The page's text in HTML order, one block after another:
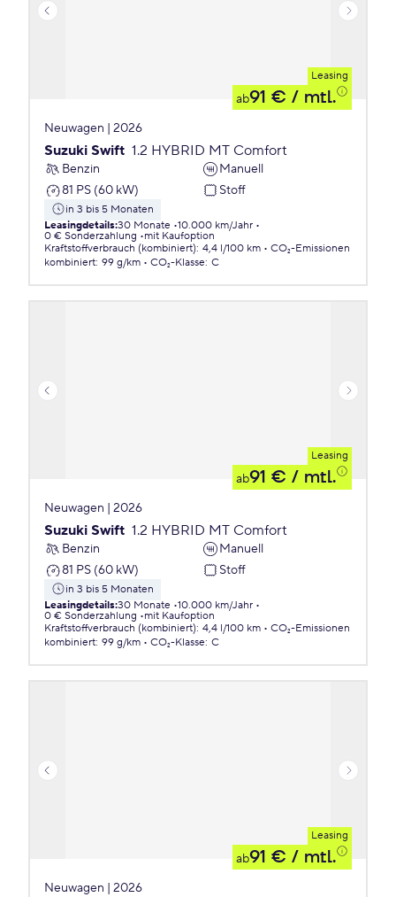
Leasing
ab91 € / mtl.
Neuwagen | 2026
Suzuki Swift 1.2 HYBRID MT Comfort
Benzin
Manuell
81 PS (60 kW)
Stoff
in 3 bis 5 Monaten
Leasingdetails:30 Monate 10.000 km/Jahr
0 € Sonderzahlung
mit Kaufoption
Kraftstoffverbrauch (kombiniert): 4,4 l/100 km
CO₂-Emissionen
kombiniert: 99 g/km CO₂-Klasse: C
Leasing
ab91 € / mtl.
Neuwagen | 2026
Suzuki Swift 1.2 HYBRID MT Comfort
Benzin
Manuell
81 PS (60 kW)
Stoff
in 3 bis 5 Monaten
Leasingdetails:30 Monate 10.000 km/Jahr
0 € Sonderzahlung
mit Kaufoption
Kraftstoffverbrauch (kombiniert): 4,4 l/100 km
CO₂-Emissionen
kombiniert: 99 g/km CO₂-Klasse: C
Leasing
ab91 € / mtl.
Neuwagen | 2026